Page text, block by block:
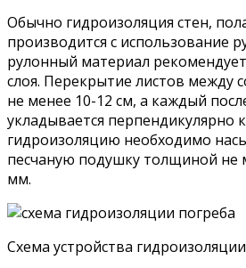
Обычно гидроизоляция стен,
производится с использование
рулонный материал
слоя. Перекрытие листов между
не менее 10-12 см, а каждый
укладывается
гидроизоляцию необходимо
песчаную подушку толщиной не
мм.
Схема устройства